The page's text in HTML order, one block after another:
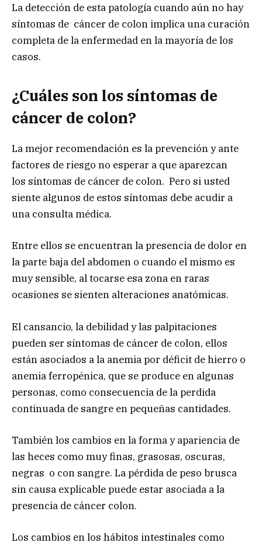
La detección de esta patología cuando aún no hay
síntomas de cáncer de colon implica una curación
completa de la enfermedad en la mayoría de los
casos.
¿Cuáles son los síntomas de
cáncer de colon?
La mejor recomendación es la prevención y ante
factores de riesgo no esperar a que aparezcan
los síntomas de cáncer de colon. Pero si usted
siente algunos de estos síntomas debe acudir a
una consulta médica.
Entre ellos se encuentran la presencia de dolor en
la parte baja del abdomen o cuando el mismo es
muy sensible, al tocarse esa zona en raras
ocasiones se sienten alteraciones anatómicas.
El cansancio, la debilidad y las palpitaciones
pueden ser síntomas de cáncer de colon, ellos
están asociados a la anemia por déficit de hierro o
anemia ferropénica, que se produce en algunas
personas, como consecuencia de la perdida
continuada de sangre en pequeñas cantidades.
También los cambios en la forma y apariencia de
las heces como muy finas, grasosas, oscuras,
negras o con sangre. La pérdida de peso brusca
sin causa explicable puede estar asociada a la
presencia de cáncer colon.
Los cambios en los hábitos intestinales como